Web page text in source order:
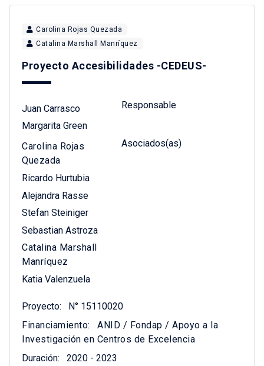
Carolina Rojas Quezada
Catalina Marshall Manríquez
Proyecto Accesibilidades -CEDEUS-
Juan Carrasco
Margarita Green
Responsable
Carolina Rojas
Quezada
Ricardo Hurtubia
Alejandra Rasse
Stefan Steiniger
Sebastian Astroza
Catalina Marshall
Manríquez
Katia Valenzuela
Asociados(as)
Proyecto:
N° 15110020
Financiamiento:
ANID / Fondap / Apoyo a la
Investigación en Centros de Excelencia
Duración:
2020 - 2023